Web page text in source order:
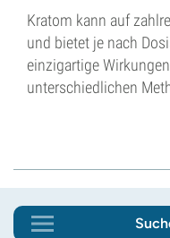
Kratom kann auf
und bietet je nach
einzigartige
unterschiedlichen